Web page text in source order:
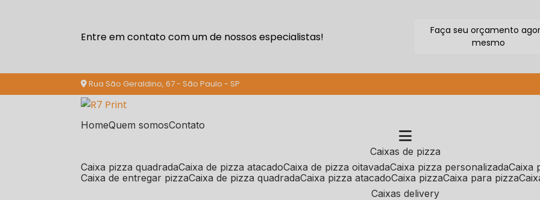
Entre em contato com um de nossos especialistas!
Faça seu orçamento
mesmo
Rua São Geraldino, 67 - São Paulo - SP
Home Quem somos Contato
caixas de pizza
caixa pizza quadrada caixa de pizza atacado caixa de pizza oitavada caixa pizza personalizada
caixa de entregar pizza caixa de pizza quadrada caixa pizza atacado caixa pizza caixa para pizza
caixas delivery